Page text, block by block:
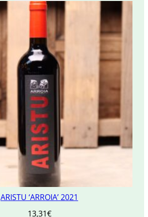
ARISTU ‘ARROIA’ 2021
13,31€